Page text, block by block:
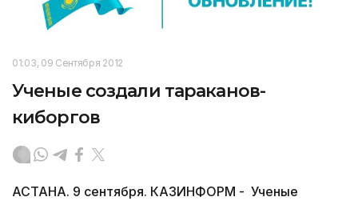
01:03, 09 Сентября 2012
Ученые создали тараканов-
киборгов
АСТАНА. 9 сентября. КАЗИНФОРМ - Ученые